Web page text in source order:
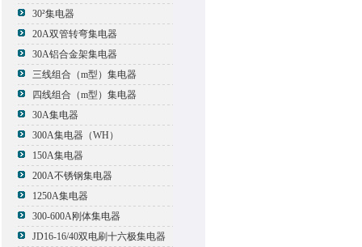
30²集电器
20A双管转弯集电器
30A铝合金架集电器
三线组合（m型）集电器
四线组合（m型）集电器
30A集电器
300A集电器（WH）
150A集电器
200A不锈钢集电器
1250A集电器
300-600A刚体集电器
JD16-16/40双电刷十六极集电器